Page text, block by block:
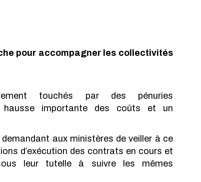
pour accompagner les collectivités
touchés par des pénuries
hausse importante des coûts et un
aux ministères de veiller à ce
d’exécution des contrats en cours et
leur tutelle à suivre les mêmes